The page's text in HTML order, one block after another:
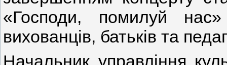
«Господи, помилуй
вихованців, батьків та
Начальник управління